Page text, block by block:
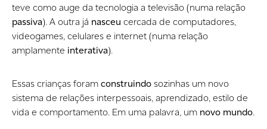
teve como auge da tecnologia a televisão (numa relação
passiva). A outra já nasceu cercada de computadores,
videogames, celulares e internet (numa relação
amplamente interativa).
Essas crianças foramconstruindo sozinhas um novo
sistema de relações interpessoais, aprendizado, estilo de
vida e comportamento. Em uma palavra, um novo mundo.